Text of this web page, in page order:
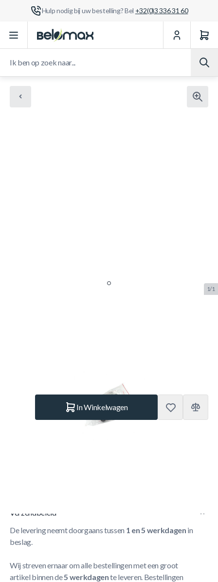
Hulp nodig bij uw bestelling? Bel +32(0)3 336 31 60
Ga naar de inhoud
1/1
In Winkelwagen
Verzendbeleid
De levering neemt doorgaans tussen 1 en 5 werkdagen in
beslag.
Wij streven ernaar om alle bestellingen met een groot
artikel binnen de5 werkdagente leveren. Bestellingen